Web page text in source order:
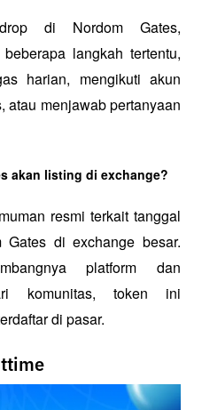
di Nordom Gates,
langkah tertentu,
harian, mengikuti akun
atau menjawab pertanyaan
akan listing di exchange?
resmi terkait tanggal
di exchange besar.
platform dan
komunitas, token ini
di pasar.